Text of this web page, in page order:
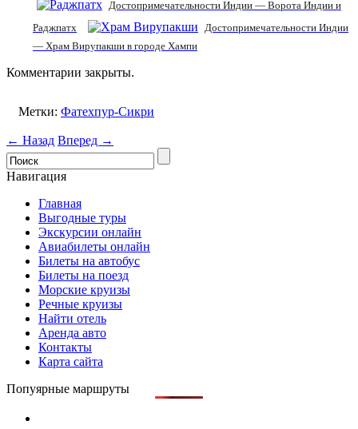
Достопримечательности Индии — Ворота Индии и
Раджпатх
Достопримечательности Индии
— Храм Вирупакши в городе Хампи
Комментарии закрыты.
Метки: Фатехпур-Сикри
← Назад Вперед →
Навигация
Главная
Выгодные туры
Экскурсии онлайн
Авиабилеты онлайн
Билеты на автобус
Билеты на поезд
Морские круизы
Речные круизы
Найти отель
Аренда авто
Контакты
Карта сайта
Попуярные маршруты